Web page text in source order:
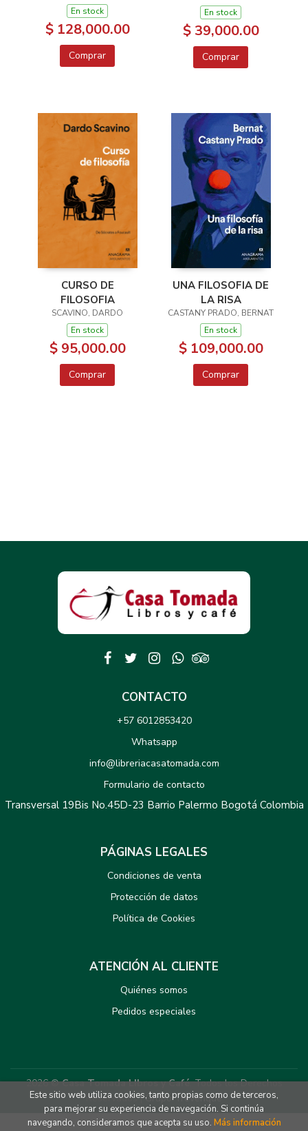
En stock
$ 128,000.00
Comprar
En stock
$ 39,000.00
Comprar
CURSO DE
FILOSOFIA
SCAVINO, DARDO
En stock
$ 95,000.00
Comprar
UNA FILOSOFIA DE
LA RISA
CASTANY PRADO, BERNAT
En stock
$ 109,000.00
Comprar
CONTACTO
+57 6012853420
Whatsapp
info@libreriacasatomada.com
Formulario de contacto
Transversal 19Bis No.45D-23 Barrio Palermo Bogotá Colombia
PÁGINAS LEGALES
Condiciones de venta
Protección de datos
Política de Cookies
ATENCIÓN AL CLIENTE
Quiénes somos
Pedidos especiales
2026 ©Casa Tomada LIbros y Café. Todos los Derechos
Reservados |Grupo Trevenque
Este sitio web utiliza cookies, tanto propias como de terceros,
para mejorar su experiencia de navegación. Si continúa
navegando, consideramos que acepta su uso. Más información